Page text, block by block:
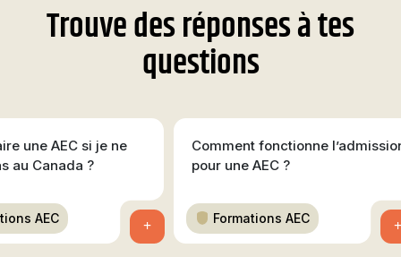
Trouve des réponses à tes
questions
une AEC si je ne
au Canada ?
AEC +
Comment fonctionne
pour une AEC ?
Formations AEC +